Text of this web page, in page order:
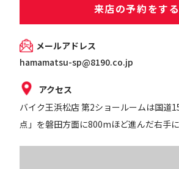
来店の予約をする
メールアドレス
hamamatsu-sp@8190.co.jp
アクセス
バイク王浜松店 第2ショールームは国道
点」を磐田方面に800mほど進んだ右手に